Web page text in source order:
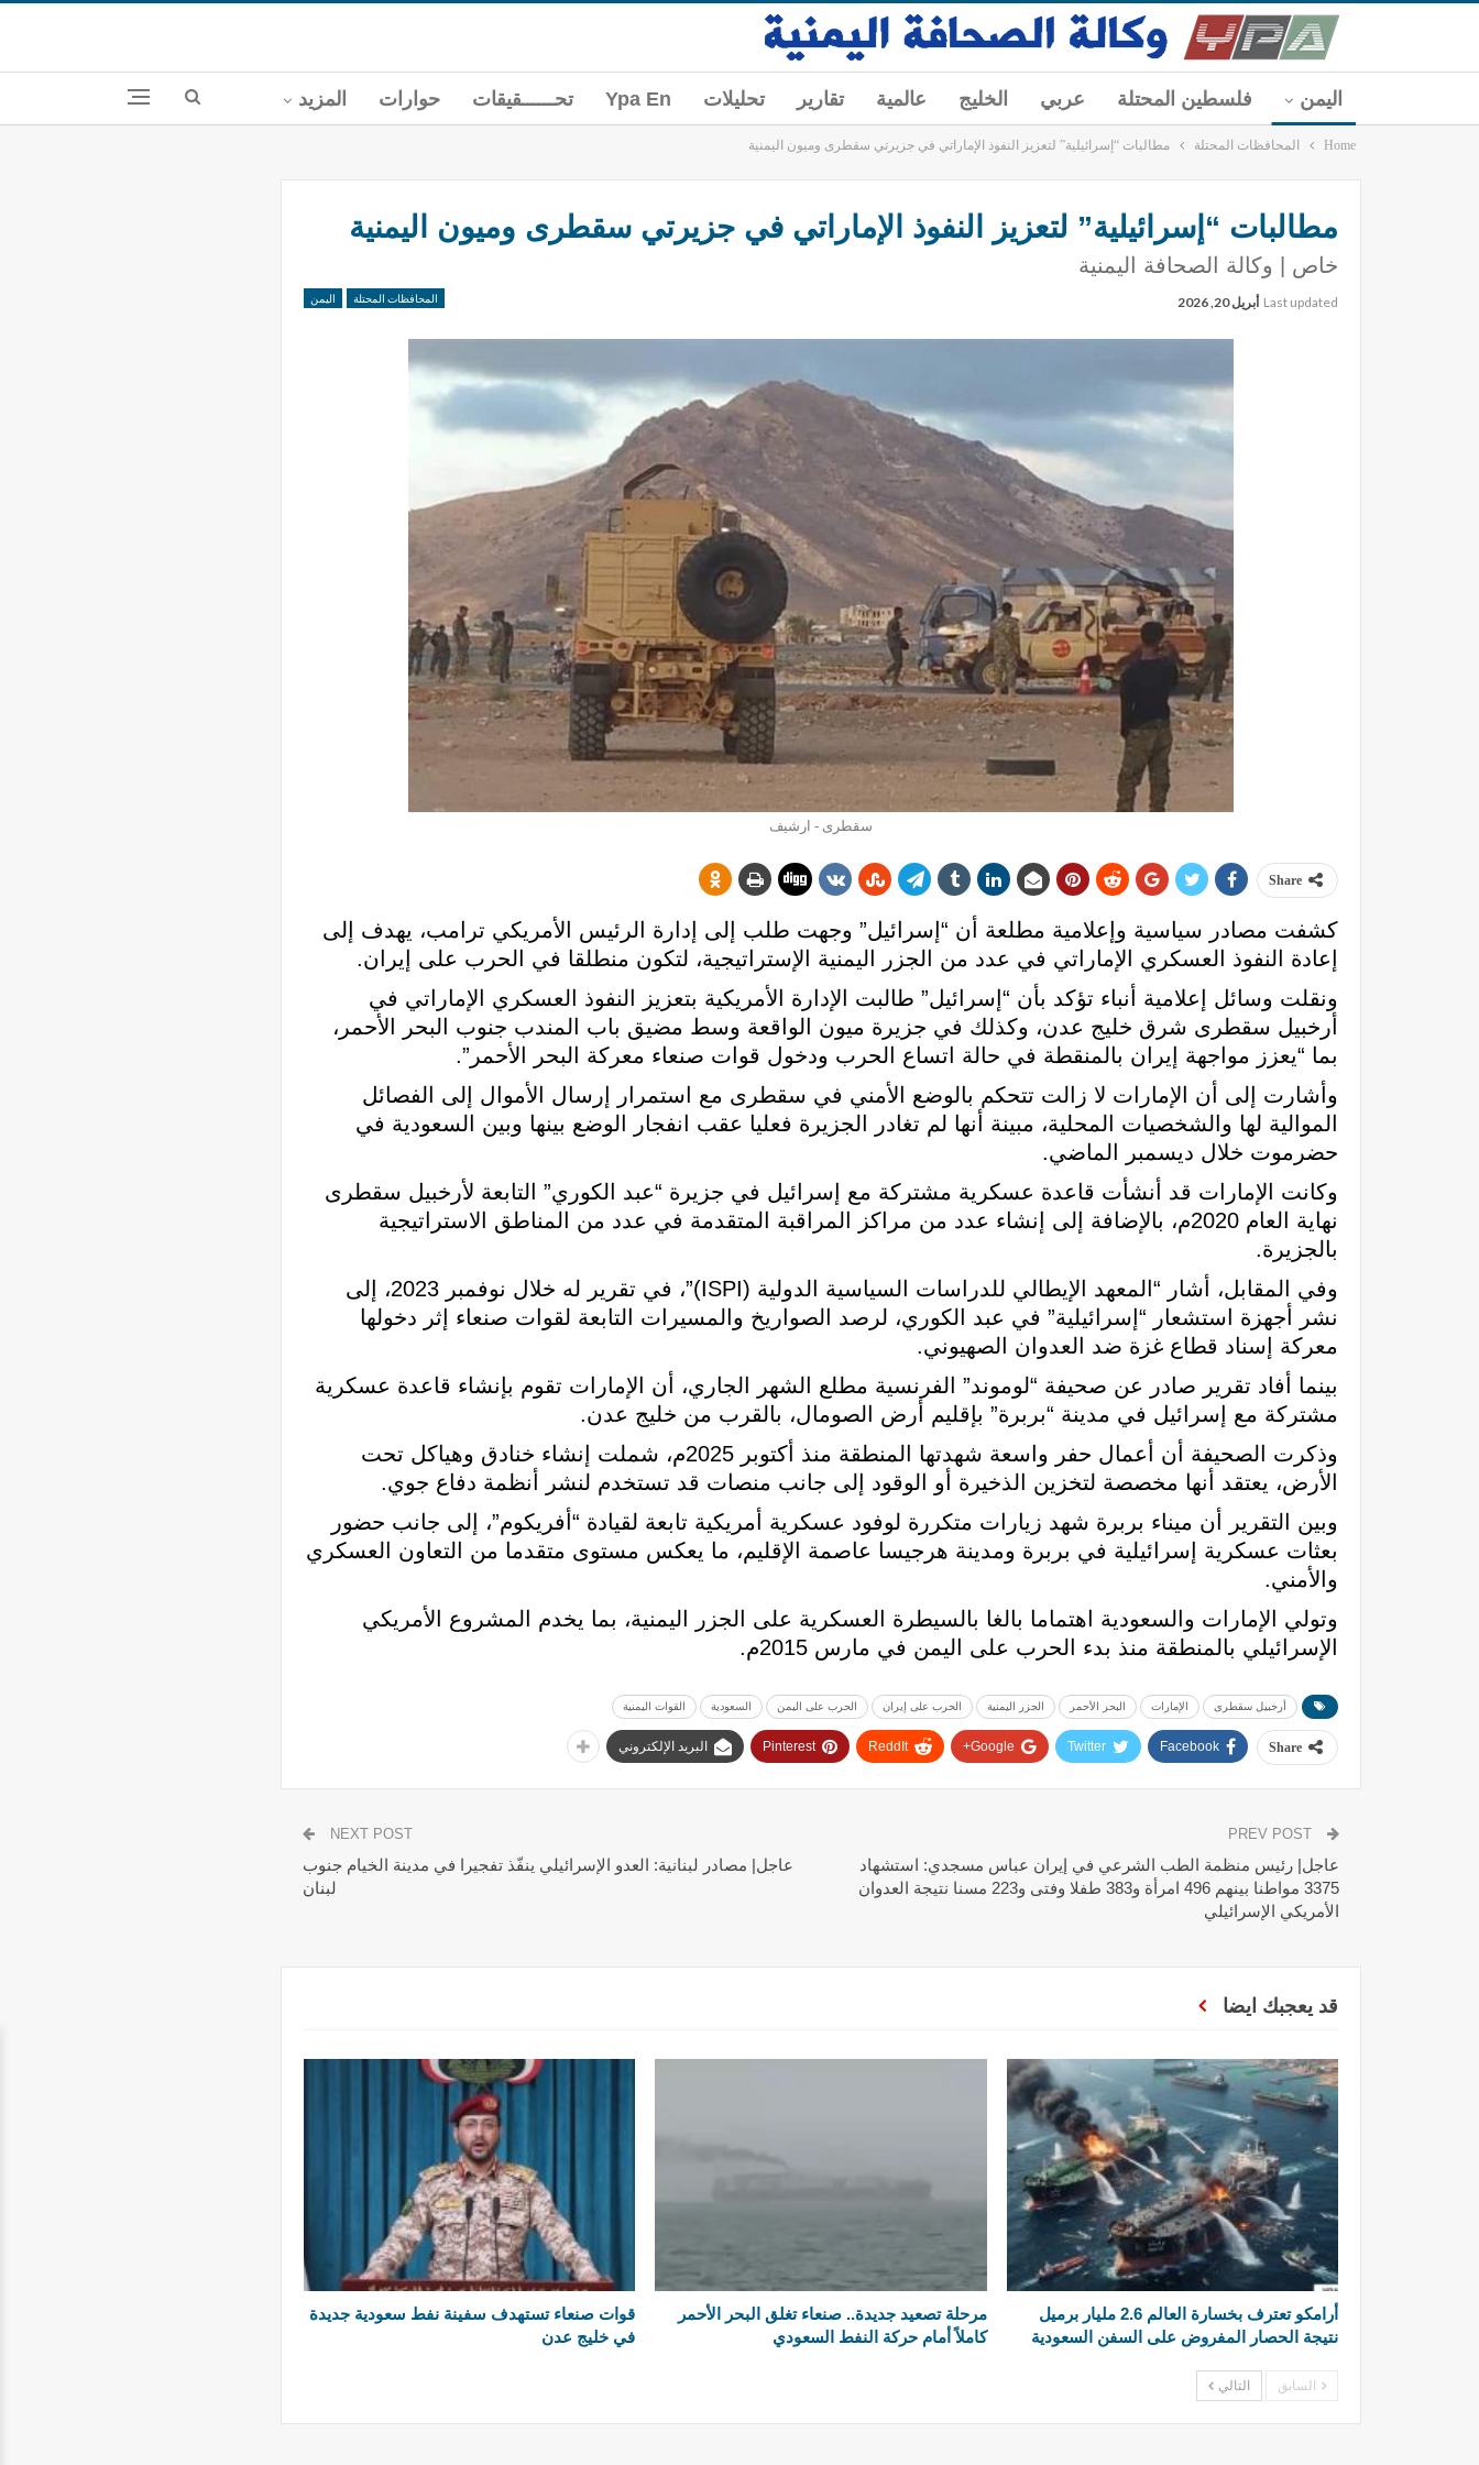
اليمن فلسطين المحتلة عربي الخليج عالمية تقارير تحليلات Ypa En تحــــــقيقات حوارات المزيد
Home المحافظات المحتلة مطالبات “إسرائيلية” لتعزيز النفوذ الإماراتي في جزيرتي سقطرى وميون اليمنية
مطالبات “إسرائيلية” لتعزيز النفوذ الإماراتي في جزيرتي سقطرى وميون اليمنية
خاص | وكالة الصحافة اليمنية
المحافظات المحتلة اليمن Last updated أبريل 20, 2026
سقطرى - ارشيف
Share
كشفت مصادر سياسية وإعلامية مطلعة أن “إسرائيل” وجهت طلب إلى إدارة الرئيس الأمريكي ترامب، يهدف إلى
إعادة النفوذ العسكري الإماراتي في عدد من الجزر اليمنية الإستراتيجية، لتكون منطلقا في الحرب على إيران.
ونقلت وسائل إعلامية أنباء تؤكد بأن “إسرائيل” طالبت الإدارة الأمريكية بتعزيز النفوذ العسكري الإماراتي في
أرخبيل سقطرى شرق خليج عدن، وكذلك في جزيرة ميون الواقعة وسط مضيق باب المندب جنوب البحر الأحمر،
بما “يعزز مواجهة إيران بالمنقطة في حالة اتساع الحرب ودخول قوات صنعاء معركة البحر الأحمر”.
وأشارت إلى أن الإمارات لا زالت تتحكم بالوضع الأمني في سقطرى مع استمرار إرسال الأموال إلى الفصائل
الموالية لها والشخصيات المحلية، مبينة أنها لم تغادر الجزيرة فعليا عقب انفجار الوضع بينها وبين السعودية في
حضرموت خلال ديسمبر الماضي.
وكانت الإمارات قد أنشأت قاعدة عسكرية مشتركة مع إسرائيل في جزيرة “عبد الكوري” التابعة لأرخبيل سقطرى
نهاية العام 2020م، بالإضافة إلى إنشاء عدد من مراكز المراقبة المتقدمة في عدد من المناطق الاستراتيجية
بالجزيرة.
وفي المقابل، أشار “المعهد الإيطالي للدراسات السياسية الدولية (ISPI)”، في تقرير له خلال نوفمبر 2023، إلى
نشر أجهزة استشعار “إسرائيلية” في عبد الكوري، لرصد الصواريخ والمسيرات التابعة لقوات صنعاء إثر دخولها
معركة إسناد قطاع غزة ضد العدوان الصهيوني.
بينما أفاد تقرير صادر عن صحيفة “لوموند” الفرنسية مطلع الشهر الجاري، أن الإمارات تقوم بإنشاء قاعدة عسكرية
مشتركة مع إسرائيل في مدينة “بربرة” بإقليم أرض الصومال، بالقرب من خليج عدن.
وذكرت الصحيفة أن أعمال حفر واسعة شهدتها المنطقة منذ أكتوبر 2025م، شملت إنشاء خنادق وهياكل تحت
الأرض، يعتقد أنها مخصصة لتخزين الذخيرة أو الوقود إلى جانب منصات قد تستخدم لنشر أنظمة دفاع جوي.
وبين التقرير أن ميناء بربرة شهد زيارات متكررة لوفود عسكرية أمريكية تابعة لقيادة “أفريكوم”، إلى جانب حضور
بعثات عسكرية إسرائيلية في بربرة ومدينة هرجيسا عاصمة الإقليم، ما يعكس مستوى متقدما من التعاون العسكري
والأمني.
وتولي الإمارات والسعودية اهتماما بالغا بالسيطرة العسكرية على الجزر اليمنية، بما يخدم المشروع الأمريكي
الإسرائيلي بالمنطقة منذ بدء الحرب على اليمن في مارس 2015م.
أرخبيل سقطرى الإمارات البحر الأحمر الجزر اليمنية الحرب على إيران الحرب على اليمن السعودية القوات اليمنية
Share
Facebook
Twitter
Google+
ReddIt
Pinterest البريد الإلكتروني
عاجل| رئيس منظمة الطب الشرعي في إيران عباس مسجدي: استشهاد
3375 مواطنا بينهم 496 امرأة و383 طفلا وفتى و223 مسنا نتيجة العدوان
الأمريكي الإسرائيلي
NEXT POST
عاجل| مصادر لبنانية: العدو الإسرائيلي ينفّذ تفجيرا في مدينة الخيام جنوب
لبنان
قد يعجبك ايضا
أرامكو تعترف بخسارة العالم 2.6 مليار برميل
نتيجة الحصار المفروض على السفن السعودية
مرحلة تصعيد جديدة.. صنعاء تغلق البحر الأحمر
كاملاً أمام حركة النفط السعودي
قوات صنعاء تستهدف سفينة نفط سعودية جديدة
في خليج عدن
السابق التالي